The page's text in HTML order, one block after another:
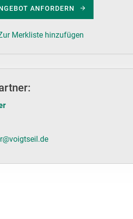
ANFORDERN
Merkliste hinzufügen